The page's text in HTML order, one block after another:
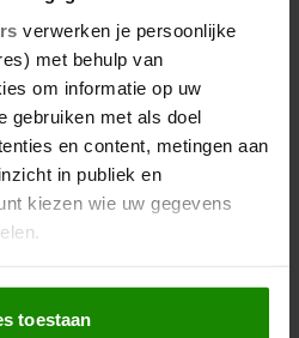
verwerken je persoonlijke
met behulp van
om informatie op uw
gebruiken met als doel
en content, metingen aan
in publiek en
kiezen wie uw gegevens
ook graag:
over uw geografische
toestaan
heeft er een nieuw
Mateen (34) en zijn
Rosnah (31) zijn
van hun eerste